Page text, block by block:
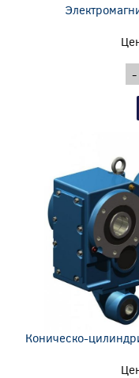
-
Коническо-